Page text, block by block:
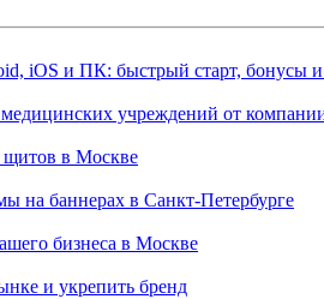
iOS и ПК: быстрый старт, бонусы
медицинских учреждений от
щитов в Москве
на баннерах в Санкт-Петербурге
бизнеса в Москве
и укрепить бренд